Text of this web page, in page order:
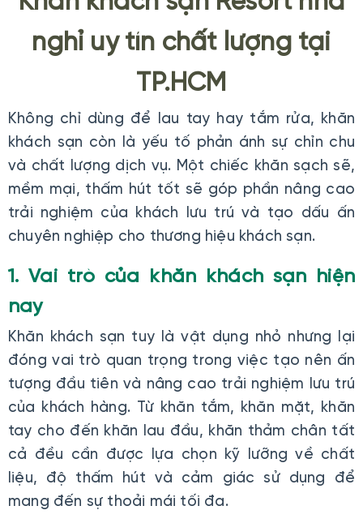
nghỉ uy tín chất lượng tại
TP.HCM
Không chỉ dùng để lau tay hay tắm rửa, khăn
khách sạn còn là yếu tố phản ánh sự chỉn chu
và chất lượng dịch vụ. Một chiếc khăn sạch sẽ,
mềm mại, thấm hút tốt sẽ góp phần nâng cao
trải nghiệm của khách lưu trú và tạo dấu ấn
chuyên nghiệp cho thương hiệu khách sạn.
1. Vai trò của khăn khách sạn hiện
nay
Khăn khách sạn tuy là vật dụng nhỏ nhưng lại
đóng vai trò quan trọng trong việc tạo nên ấn
tượng đầu tiên và nâng cao trải nghiệm lưu trú
của khách hàng. Từ khăn tắm, khăn mặt, khăn
tay cho đến khăn lau đầu, khăn thảm chân tất
cả đều cần được lựa chọn kỹ lưỡng về chất
liệu, độ thấm hút và cảm giác sử dụng để
mang đến sự thoải mái tối đa.